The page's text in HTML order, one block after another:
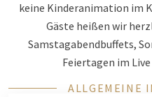
keine Kinderanimation im
Gäste heißen wir
Samstagabendbuffets,
Feiertagen im
ALLGEMEINE